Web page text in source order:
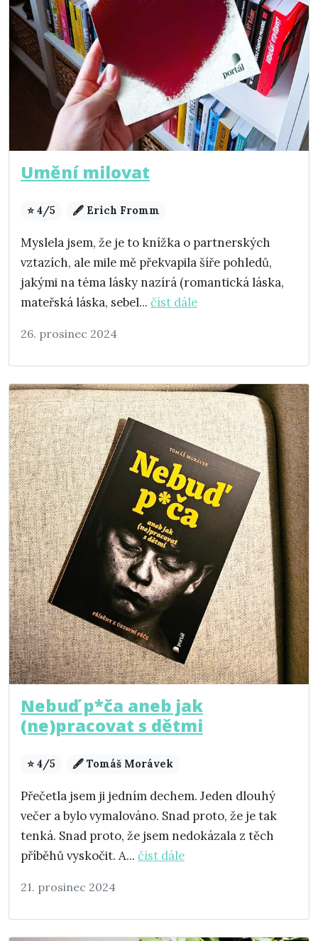
Umění milovat
⭐ 4/5 🖋️ Erich Fromm
Myslela jsem, že je to knížka o partnerských
vztazích, ale mile mě překvapila šíře pohledů,
jakými na téma lásky nazírá (romantická láska,
mateřská láska, sebel... číst dále
26. prosinec 2024
Nebuď p*ča aneb jak
(ne)pracovat s dětmi
⭐ 4/5 🖋️ Tomáš Morávek
Přečetla jsem ji jedním dechem. Jeden dlouhý
večer a bylo vymalováno. Snad proto, že je tak
tenká. Snad proto, že jsem nedokázala z těch
příběhů vyskočit. A... číst dále
21. prosinec 2024